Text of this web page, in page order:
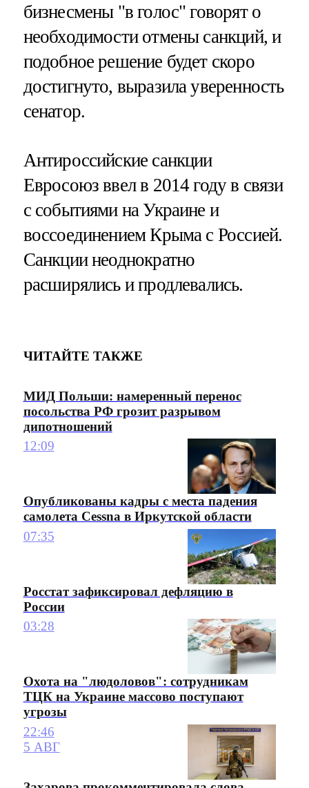
бизнесмены "в голос" говорят о
необходимости отмены санкций, и
подобное решение будет скоро
достигнуто, выразила уверенность
сенатор.
Антироссийские санкции
Евросоюз ввел в 2014 году в связи
с событиями на Украине и
воссоединением Крыма с Россией.
Санкции неоднократно
расширялись и продлевались.
ЧИТАЙТЕ ТАКЖЕ
МИД Польши: намеренный перенос
посольства РФ грозит разрывом
дипотношений
12:09
Опубликованы кадры с места падения
самолета Cessna в Иркутской области
07:35
Росстат зафиксировал дефляцию в
России
03:28
Охота на "людоловов": сотрудникам
ТЦК на Украине массово поступают
угрозы
22:46
5 АВГ